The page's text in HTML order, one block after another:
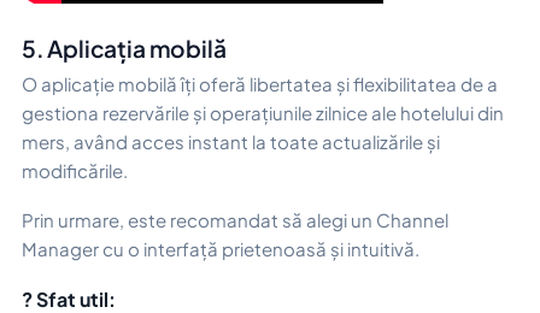
5. Aplicația mobilă
O aplicație mobilă îți oferă libertatea și flexibilitatea de a
gestiona rezervările și operațiunile zilnice ale hotelului din
mers, având acces instant la toate actualizările și
modificările.
Prin urmare, este recomandat să alegi un Channel
Manager cu o interfață prietenoasă și intuitivă.
? Sfat util: